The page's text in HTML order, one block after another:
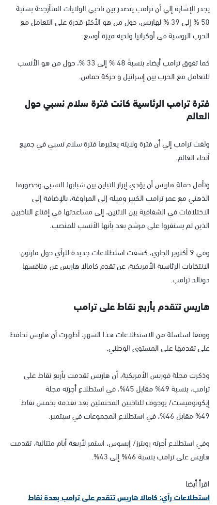
يجدر الإشارة إلي أن ترامب يتصدر بين ناخبي الولايات المتأرجحة بسنبة
50 % إلى 39 % لهاريس، حول من هو الأكثر قدرة على التعامل مع
الحرب الروسية في أوكرانيا ولديه ميزة أوسع.
كما تفوق ترامب أيضاء بنسبة 48 % إلى 33 %، حول من هو الأنسب
للتعامل مع الحرب بين إسرائيل و حركة حماس.
فترة ترامب الرئاسية كانت فترة سلام نسبي حول
العالم
ولفت ترامب إلي أن فترة ولايته يعتبرها فترة سلام نسبي في جميع
أنحاء العالم.
وتأمل حملة هاريس أن يؤدي إبراز التباين بين شبابها النسبي وحضورها
الذهني مع عمر ترامب الكبير وميله إلى المراوغة، بالإضافة إلى
الاختلافات في الشفافية بين الاثنين، إلى مساعدتها في إقناع الناخبين
الذين لم يستقروا على مرشح بعد بأنها الأنسب للمنصب.
وفي 9 أكتوبر الجاري، كشفت استطلاعات جديدة للرأي حول مارثون
الانتخابات الرئاسية الأمريكية، عن تقدم كامالا هاريس عن منافسها
دونالد ترامب.
هاريس تتقدم بأربع نقاط على ترامب
ووفقا لسلسلة من الاستطلاعات هذا الشهر، أظهرت أن هاريس تحافظ
على تقدمها على المستوى الوطني.
وذكرت مجلة فوربس الأمريكية، أن هاريس تقدمت بأربع نقاط على
ترامب، بنسبة 49% مقابل 45%، في استطلاع أجرته مجلة
إيكونوميست/ يوجوف للناخبين المحتملين بعد تقدمه بخمس نقاط
49% مقابل 46%، في استطلاع المجموعات في سبتمبر.
وفي استطلاع أجرته رويترز/ إبسوس، استمر لأربعة أيام متتالية، تقدمت
هاريس على ترامب بنسبة 46% إلى 43%.
اقرأ أيضا
استطلاعات رأي: كامالا هاريس تتقدم على ترامب بعدة نقاط